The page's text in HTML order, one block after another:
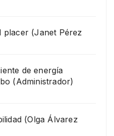
placer (Janet Pérez
de energía
(Administrador)
(Olga Álvarez